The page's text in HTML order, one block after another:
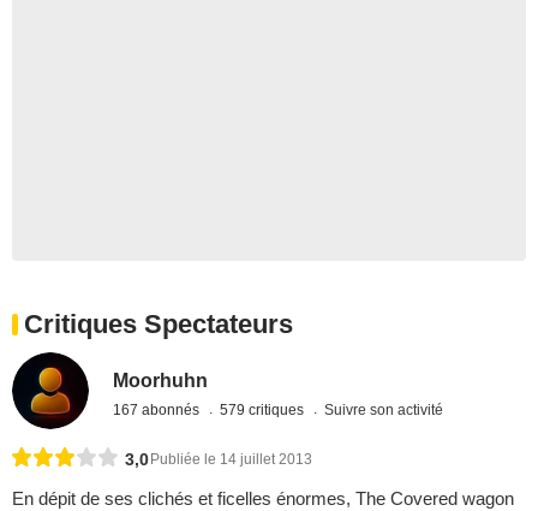
Critiques Spectateurs
Moorhuhn
167 abonnés 579 critiques Suivre son activité
3,0 Publiée le 14 juillet 2013
En dépit de ses clichés et ficelles énormes, The Covered wagon